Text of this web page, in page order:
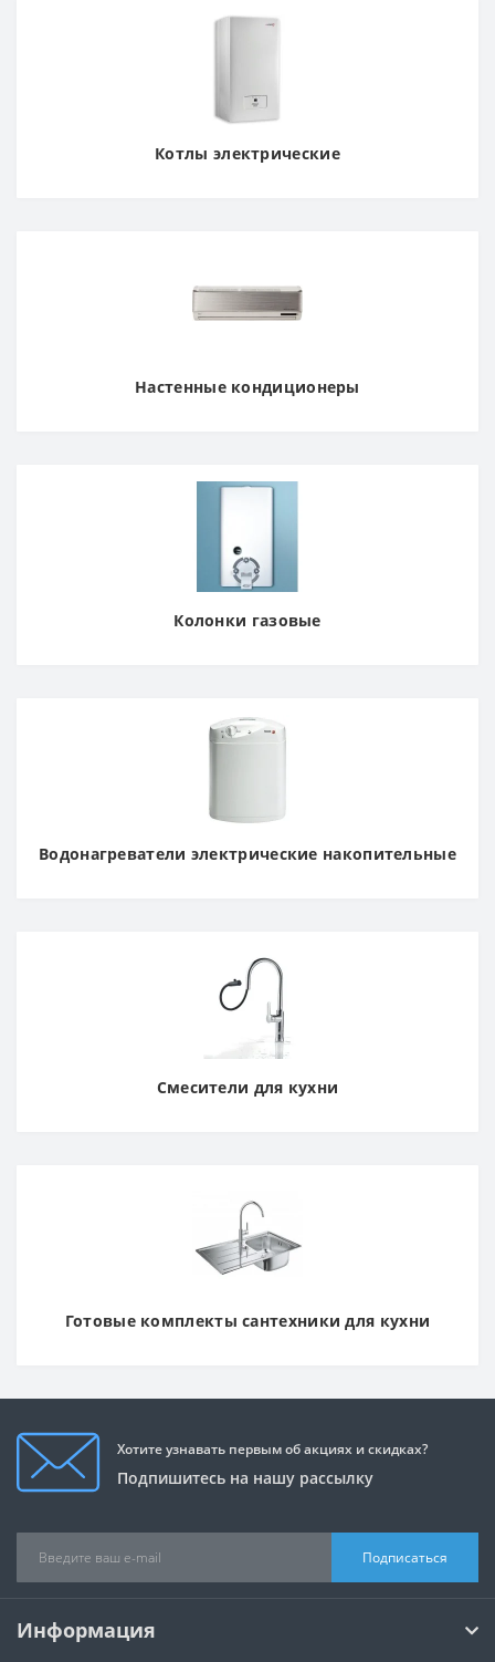
Котлы электрические
Настенные кондиционеры
Колонки газовые
Водонагреватели электрические накопительные
Смесители для кухни
Готовые комплекты сантехники для кухни
Хотите узнавать первым об акциях и скидках?
Подпишитесь на нашу рассылку
Подписаться
Информация